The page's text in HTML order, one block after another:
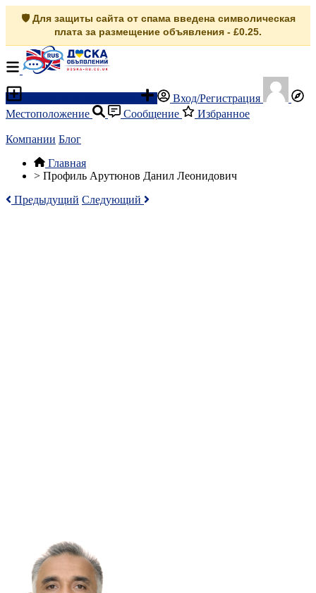
🛡️ Для защиты сайта от спама введена символическая
плата за размещение объявления - £0.25.
Вход/Регистрация
Местоположение
Сообщение Избранное
Компании Блог
Главная
> Профиль Арутюнов Данил Леонидович
Предыдущий Следующий